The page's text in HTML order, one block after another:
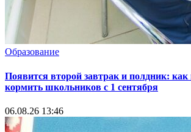
Образование
Появится второй завтрак и полдник: как
кормить школьников с 1 сентября
06.08.26 13:46